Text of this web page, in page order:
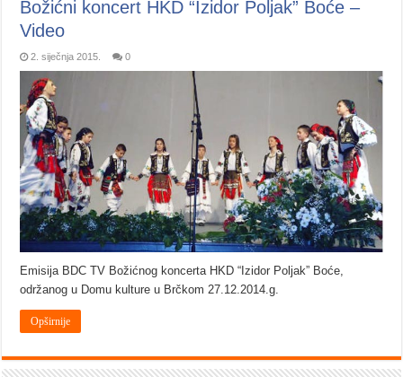
Božićni koncert HKD “Izidor Poljak” Boće –
Video
2. siječnja 2015. 0
Emisija BDC TV Božićnog koncerta HKD “Izidor Poljak” Boće,
održanog u Domu kulture u Brčkom 27.12.2014.g.
Opširnije